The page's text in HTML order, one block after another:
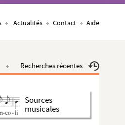
Actualités Contact Aide
Recherches récentes
Sources
musicales